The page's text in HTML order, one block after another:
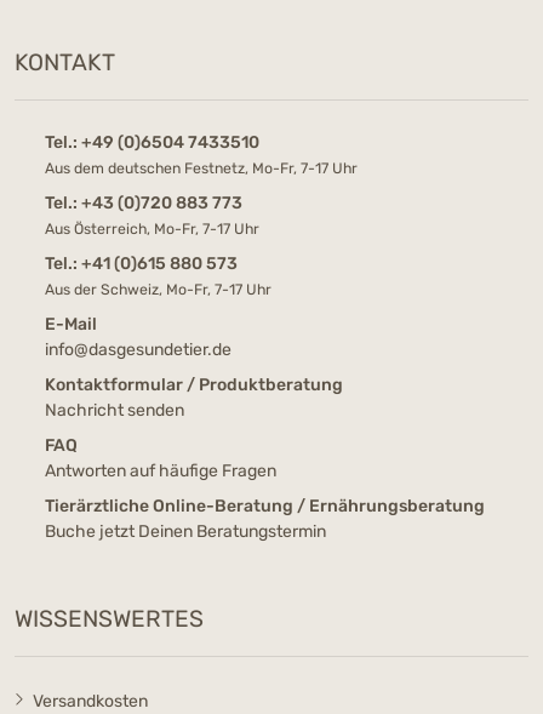
KONTAKT
Tel.: +49 (0)6504 7433510
Aus dem deutschen Festnetz, Mo-Fr, 7-17 Uhr
Tel.: +43 (0)720 883 773
Aus Österreich, Mo-Fr, 7-17 Uhr
Tel.: +41 (0)615 880 573
Aus der Schweiz, Mo-Fr, 7-17 Uhr
E-Mail
info@dasgesundetier.de
Kontaktformular / Produktberatung
Nachricht senden
FAQ
Antworten auf häufige Fragen
Tierärztliche Online-Beratung / Ernährungsberatung
Buche jetzt Deinen Beratungstermin
WISSENSWERTES
Versandkosten